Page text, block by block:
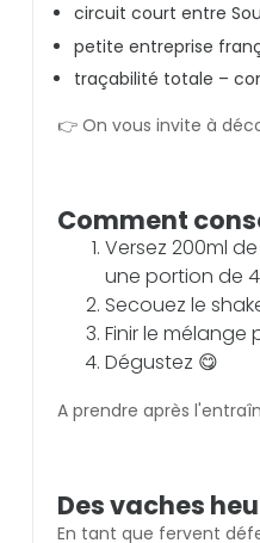
circuit court entre
petite entreprise
traçabilité totale –
👉 On vous invite à
Comment
Versez 200ml
une portion de
Secouez le
Finir le
Dégustez 😋
A prendre après
Des vaches
En tant que fervent